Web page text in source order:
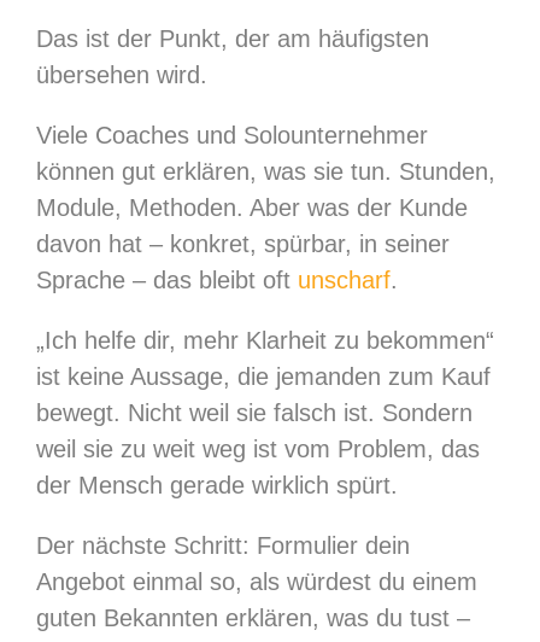
Das ist der Punkt, der am häufigsten
übersehen wird.
Viele Coaches und Solounternehmer
können gut erklären, was sie tun. Stunden,
Module, Methoden. Aber was der Kunde
davon hat – konkret, spürbar, in seiner
Sprache – das bleibt oft unscharf.
„Ich helfe dir, mehr Klarheit zu bekommen“
ist keine Aussage, die jemanden zum Kauf
bewegt. Nicht weil sie falsch ist. Sondern
weil sie zu weit weg ist vom Problem, das
der Mensch gerade wirklich spürt.
Der nächste Schritt: Formulier dein
Angebot einmal so, als würdest du einem
guten Bekannten erklären, was du tust –